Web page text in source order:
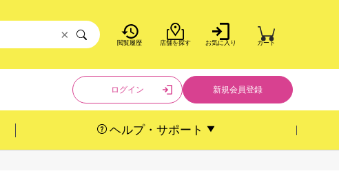
閲覧履歴 店舗を探す お気に入り カート
×
ログイン 新規会員登録
ヘルプ・サポート